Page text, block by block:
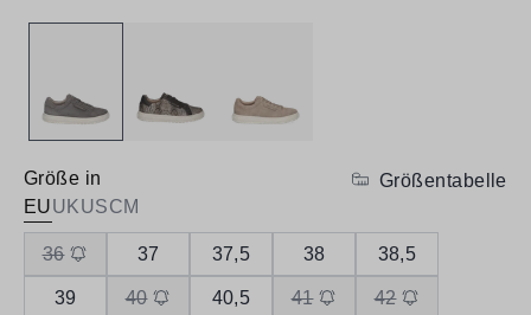
Größe in
EUUKUSCM
Größentabelle
36 37 37,5 38 38,5
39 40 40,5 41 42